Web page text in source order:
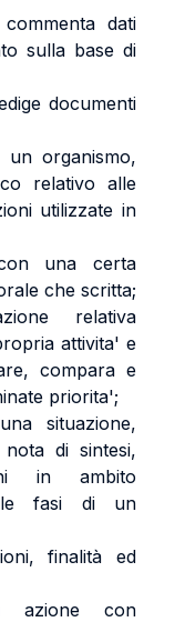
dati
sulla base di
documenti
organismo,
relativo alle
utilizzate in
una certa
che scritta;
relativa
attivita' e
compara e
priorita';
situazione,
di sintesi,
in ambito
le fasi di un
finalità ed
azione con